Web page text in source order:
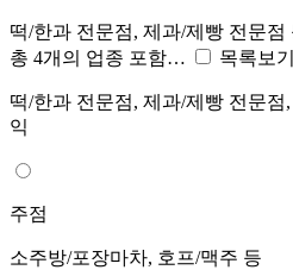
떡/한과 전문점, 제과/제빵 전문점
총 4개의 업종 포함…
목록보기
떡/한과 전문점, 제과/제빵 전문점
익
주점
소주방/포장마차, 호프/맥주 등